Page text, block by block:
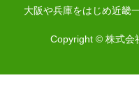
大阪や兵庫をはじめ近畿
Copyright © 株式会